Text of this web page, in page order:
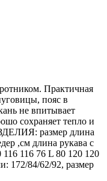
Практичная
пояс в
не впитывает
сохраняет тепло и
размер длина
,см длина рукава с
116 76 L 80 120 120
172/84/62/92, размер